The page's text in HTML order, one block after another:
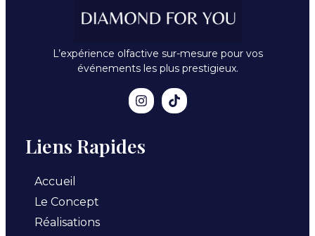
L’expérience olfactive sur-mesure pour vos
événements les plus prestigieux.
Liens Rapides
Accueil
Le Concept
Réalisations